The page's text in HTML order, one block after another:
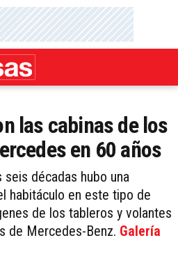
las cabinas de los
en 60 años
décadas hubo una
habitáculo en este tipo de
de los tableros y volantes
de Mercedes-Benz. Galería